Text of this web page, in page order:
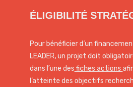
ÉLIGIBILITÉ
Pour bénéficier d’un
LEADER, un projet doit
dans l’une des fiches actions
l’atteinte des objectifs